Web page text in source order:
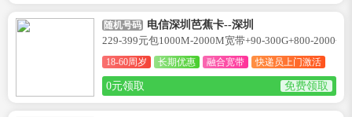
随机号码 电信深圳芭蕉卡--深圳
229-399元包1000M-2000M宽带+90-300G+800-2000分
18-60周岁 长期优惠 融合宽带 快递员上门激活
0元领取 免费领取